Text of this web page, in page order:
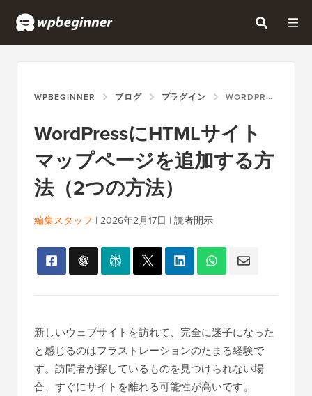
WPBEGINNER ブログ プラグイン WORDPRESSにHTMLサイトマップページを追加する方法（2つの方法）
WordPressにHTMLサイト
マップページを追加する方
法（2つの方法）
編集スタッフ | 2026年2月17日 | 読者開示
新しいウェブサイトを訪れて、完全に迷子になった
と感じるのはフラストレーションのたまる経験で
す。訪問者が探しているものを見つけられない場
合、すぐにサイトを離れる可能性が高いです。